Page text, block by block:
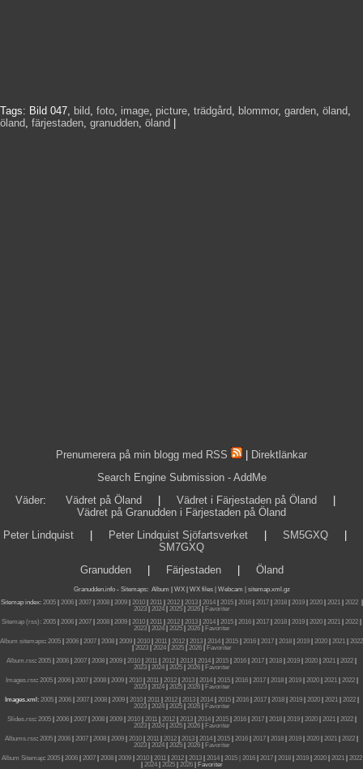
Tags: Bild 047, bild, foto, image, picture, trädgård, blommor, garden, öland,
öland, färjestaden, granudden, öland
Prenumerera på min blogg med RSS
Direktlänkar
Search Engine Submission - AddMe
Väder: Vädret på Öland Vädret i Färjestaden på Öland
Vädret på Granudden i Färjestaden på Öland
Peter Lindquist
Peter Lindquist Sjöfartsverket SM5GXQ
SM7GXQ
Granudden| Färjestaden| Öland
Granudden.info- Sitemaps: Album WX WX files | Webcam |
sitemap.xml.gz
Sitemap index: 2005| 2006| 2007| 2008| 2009| 2010| 2011| 2012| 2013| 2014| 2015| 2016| 2017| 2018| 2019| 2020| 2021| 2022|
2023| 2024| 2025| 2026|
Favoriter
Sitemap (rss): 2005 2006 2007 2008 2009 2010 2011 2012 2013 2014 2015 2016 2017 2018 2019 2020 2021 2022
2023| 2024| 2025| 2026|
Favoriter
Album sitemaps: 2005 2006 2007 2008 2009 2010 2011 2012 2013 2014 2015 2016 2017 2018 2019 2020 2021
2022
2023| 2024| 2025| 2026|
Favoriter
Album.rss: 2005 2006 2007 2008 2009 2010 2011 2012 2013 2014 2015 2016 2017 2018 2019 2020 2021 2022
2023| 2024| 2025| 2026|
Favoriter
Images.rss: 2005| 2006| 2007| 2008| 2009| 2010| 2011| 2012| 2013| 2014| 2015| 2016| 2017| 2018| 2019| 2020| 2021| 2022|
2023| 2024| 2025| 2026|
Favoriter
Images.xml: 2005| 2006| 2007| 2008| 2009| 2010| 2011| 2012| 2013| 2014| 2015| 2016| 2017| 2018| 2019| 2020| 2021| 2022|
2023| 2024| 2025| 2026|
Favoriter
Slides.rss: 2005| 2006| 2007| 2008| 2009| 2010| 2011| 2012| 2013| 2014| 2015| 2016| 2017| 2018| 2019| 2020| 2021| 2022|
2023| 2024| 2025| 2026|
Favoriter
Albums.rss: 2005 2006 2007 2008 2009 2010 2011 2012 2013 2014 2015 2016 2017 2018 2019 2020 2021 2022
2023| 2024| 2025| 2026|
Favoriter
Album Sitemap: 2005| 2006| 2007| 2008| 2009| 2010| 2011| 2012| 2013| 2014| 2015 | 2016| 2017| 2018| 2019| 2020| 2021| 2022
2024| 2025| 2026|
Favoriter